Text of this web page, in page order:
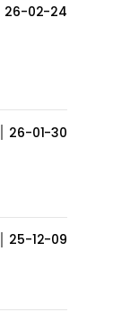
26-02-24
26-01-30
25-12-09